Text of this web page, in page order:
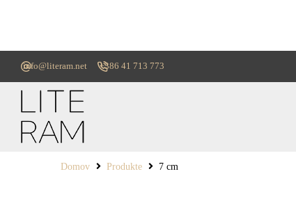
info@literam.net +386 41 713 773
Domov Produkte 7 cm